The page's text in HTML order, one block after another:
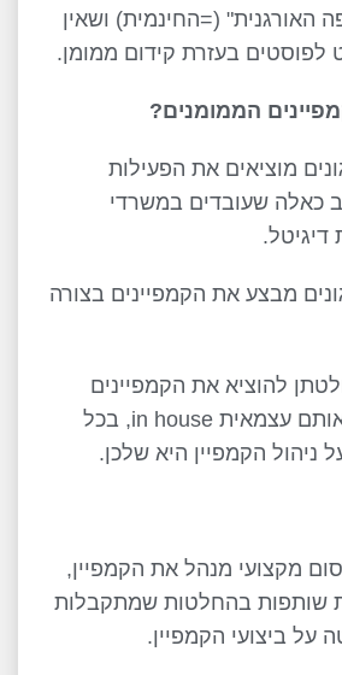
(=החינמית) ושאין
לפוסטים בעזרת קידום ממומן.
הממומנים?
מוציאים את הפעילות
כאלה שעובדים במשרדי
דיגיטל.
מבצע את הקמפיינים בצורה
להוציא את הקמפיינים
החוצה או לבצע אותם עצמאית in house, בכל
ניהול הקמפיין היא שלכן.
מקצועי מנהל את הקמפיין,
שותפות בהחלטות שמתקבלות
על ביצועי הקמפיין.